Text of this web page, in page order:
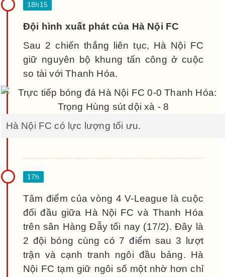
Đội hình xuất phát của Hà Nội FC
Sau 2 chiến thắng liên tục, Hà Nội FC
giữ nguyên bộ khung tấn công ở cuộc
so tài với Thanh Hóa.
Hà Nội FC có lực lượng tối ưu.
Tâm điểm của vòng 4 V-League là cuộc
đối đầu giữa Hà Nội FC và Thanh Hóa
trên sân Hàng Đẫy tối nay (17/2). Đây là
2 đội bóng cùng có 7 điểm sau 3 lượt
trận và cạnh tranh ngôi đầu bảng. Hà
Nội FC tạm giữ ngôi số một nhờ hơn chỉ